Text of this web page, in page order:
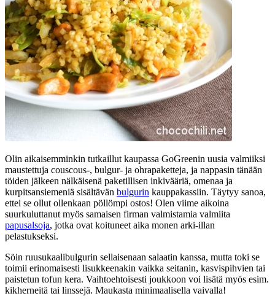
Olin aikaisemminkin tutkaillut kaupassa GoGreenin uusia valmiiksi
maustettuja couscous-, bulgur- ja ohrapaketteja, ja nappasin tänään
töiden jälkeen nälkäisenä paketillisen inkivääriä, omenaa ja
kurpitsansiemeniä sisältävän bulgurin kauppakassiin. Täytyy sanoa,
ettei se ollut ollenkaan pöllömpi ostos! Olen viime aikoina
suurkuluttanut myös samaisen firman valmistamia valmiita
papusalsoja, jotka ovat koituneet aika monen arki-illan
pelastukseksi.
Söin ruusukaalibulgurin sellaisenaan salaatin kanssa, mutta toki se
toimii erinomaisesti lisukkeenakin vaikka seitanin, kasvispihvien tai
paistetun tofun kera. Vaihtoehtoisesti joukkoon voi lisätä myös esim.
kikherneitä tai linssejä. Maukasta minimaalisella vaivalla!